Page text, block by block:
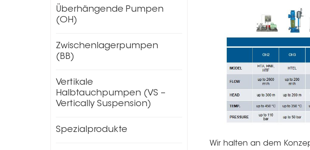
Wir halten an dem
Überhängende Pumpen
(OH)
Zwischenlagerpumpen
(BB)
Vertikale
Halbtauchpumpen (VS –
Vertically Suspension)
Spezialprodukte